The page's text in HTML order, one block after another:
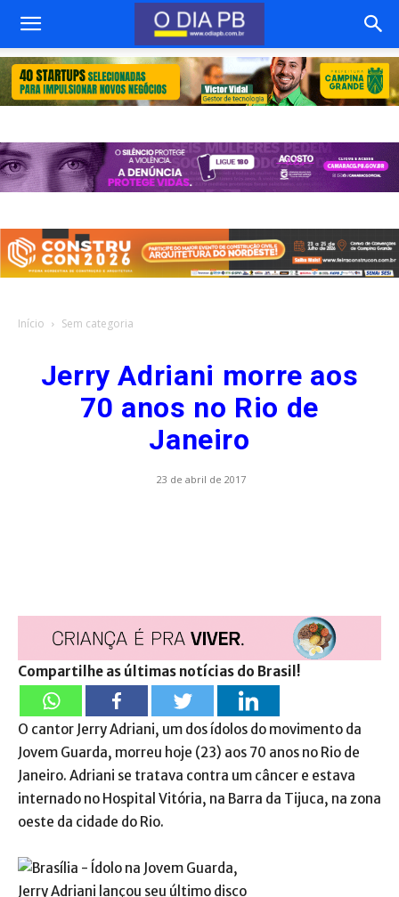
Início Sem categoria
Jerry Adriani morre aos
70 anos no Rio de
Janeiro
23 de abril de 2017
Compartilhe as últimas notícias do Brasil!
O cantor Jerry Adriani, um dos ídolos do movimento da
Jovem Guarda, morreu hoje (23) aos 70 anos no Rio de
Janeiro. Adriani se tratava contra um câncer e estava
internado no Hospital Vitória, na Barra da Tijuca, na zona
oeste da cidade do Rio.